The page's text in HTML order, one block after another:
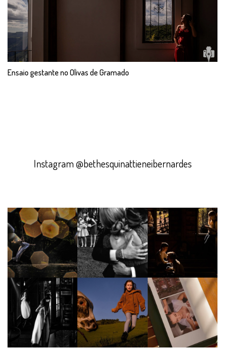
Ensaio gestante no Olivas de Gramado
Instagram @bethesquinattieneibernardes